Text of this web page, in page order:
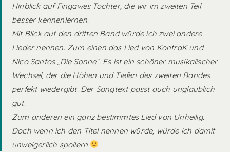
Hinblick auf Fingawes Tochter, die wir im zweiten Teil
besser kennenlernen.
Mit Blick auf den dritten Band würde ich zwei andere
Lieder nennen. Zum einen das Lied von KontraK und
Nico Santos „Die Sonne“. Es ist ein schöner musikalischer
Wechsel, der die Höhen und Tiefen des zweiten Bandes
perfekt wiedergibt. Der Songtext passt auch unglaublich
gut.
Zum anderen ein ganz bestimmtes Lied von Unheilig.
Doch wenn ich den Titel nennen würde, würde ich damit
unweigerlich spoilern